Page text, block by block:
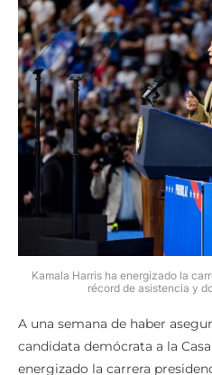
Kamala Harris ha energizado la
récord de asistencia y
A una semana de haber
candidata demócrata a la
energizado la carrera